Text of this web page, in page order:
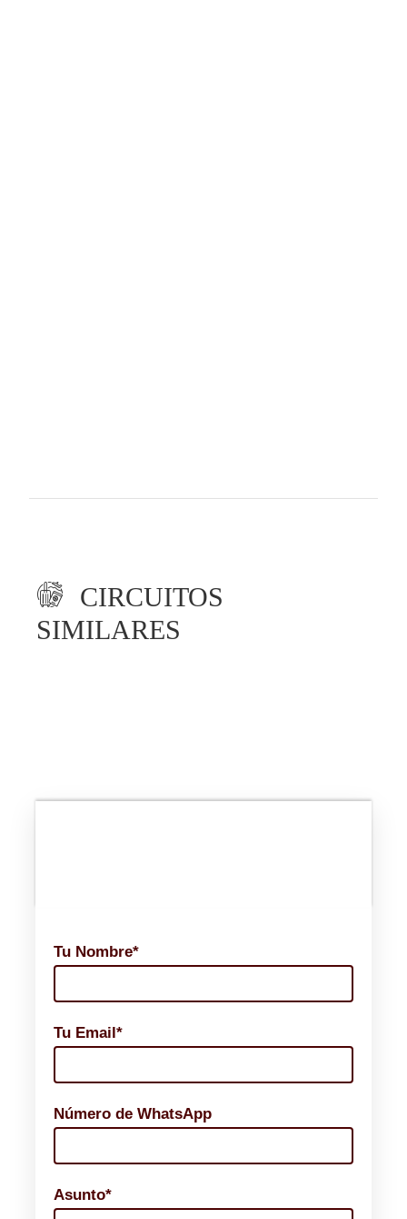
Tu Nombre*
Tu Email*
Número de WhatsApp
Asunto*
CIRCUITOS
SIMILARES